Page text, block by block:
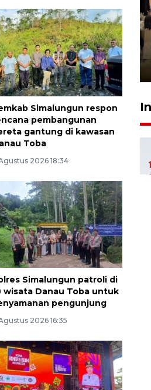
Simalungun respon
pembangunan
gantung di kawasan
Toba
2026 18:34
Simalungun patroli di
wisata Danau Toba untuk
pengunjung
2026 16:35
Bukit Barisan
program Kodam